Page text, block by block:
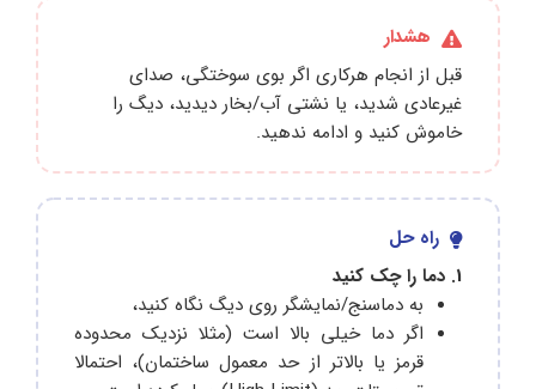
هشدار
قبل از انجام هرکاری اگر بوی سوختگی، صدای
غیرعادی شدید، یا نشتی آب/بخار دیدید، دیگ را
خاموش کنید و ادامه ندهید.
راه حل
1. دما را چک کنید
به دماسنج/نمایشگر روی دیگ نگاه کنید،
اگر دما خیلی بالا است (مثلا نزدیک محدوده
قرمز یا بالاتر از حد معمول ساختمان)، احتمالا